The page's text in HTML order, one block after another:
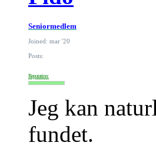
Seniormedlem
Joined: mar '20
Posts:
Reputation:
Jeg kan
fundet.